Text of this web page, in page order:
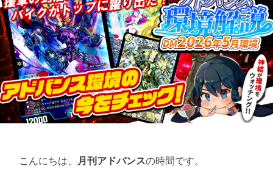
こんにちは、 月刊アドバンスの時間です。